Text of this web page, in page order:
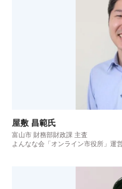
屋敷 昌範氏
富山市 財務部財政課 主査
よんなな会「オンライン市役所」運